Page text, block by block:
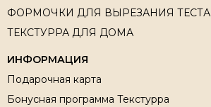
ФОРМОЧКИ ДЛЯ ВЫРЕЗАНИЯ ТЕСТА
ТЕКСТУРРА ДЛЯ ДОМА
ИНФОРМАЦИЯ
Подарочная карта
Бонусная программа Текстурра